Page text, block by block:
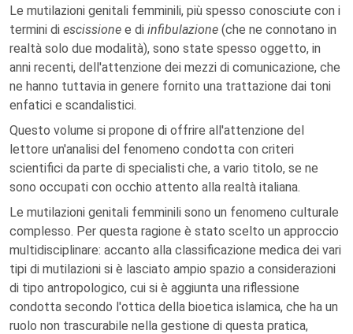
Le mutilazioni genitali femminili, più spesso conosciute con i
termini di escissione e di infibulazione (che ne connotano in
realtà solo due modalità), sono state spesso oggetto, in
anni recenti, dell'attenzione dei mezzi di comunicazione, che
ne hanno tuttavia in genere fornito una trattazione dai toni
enfatici e scandalistici.
Questo volume si propone di offrire all'attenzione del
lettore un'analisi del fenomeno condotta con criteri
scientifici da parte di specialisti che, a vario titolo, se ne
sono occupati con occhio attento alla realtà italiana.
Le mutilazioni genitali femminili sono un fenomeno culturale
complesso. Per questa ragione è stato scelto un approccio
multidisciplinare: accanto alla classificazione medica dei vari
tipi di mutilazioni si è lasciato ampio spazio a considerazioni
di tipo antropologico, cui si è aggiunta una riflessione
condotta secondo l'ottica della bioetica islamica, che ha un
ruolo non trascurabile nella gestione di questa pratica,